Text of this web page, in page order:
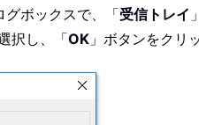
グボックスで、「受信トレイ
択し、「OK 」ボタンをクリ